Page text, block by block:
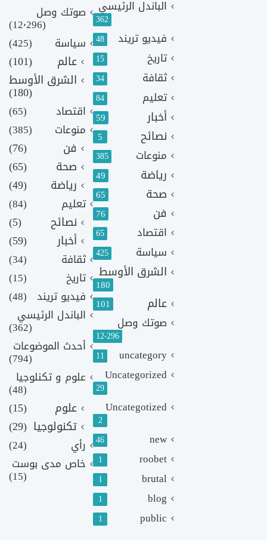
الباندل الرئيسي
362
فيديو تريند 48
تاريخ 15
ثقافة 34
تعليم 84
أخبار 59
نصائح 5
منوعات 385
رياضة 49
صحة 65
فن 76
اقتصاد 65
سياسة 425
الشرق الأوسط
180
عالم 101
صوتك وصل
12٬296
uncategory
11
Uncategorized
29
Uncategotized
2
new
46
roobet
1
brutal
1
blog
1
public
1
صوتك وصل
(12٬296)
سياسة
(425)
عالم
(101)
الشرق الأوسط
(180)
اقتصاد
(65)
منوعات
(385)
فن
(76)
صحة
(65)
رياضة
(49)
تعليم (84)
نصائح
(5)
أخبار
(59)
ثقافة
(34)
تاريخ
(15)
فيديو تريند (48)
الباندل الرئيسي
(362)
أحدث الموضوعات
(794)
علوم و تكنلوجيا
(48)
علوم
(15)
تكنولوجيا (29)
رأي
(24)
خاص مدى بوست
(15)